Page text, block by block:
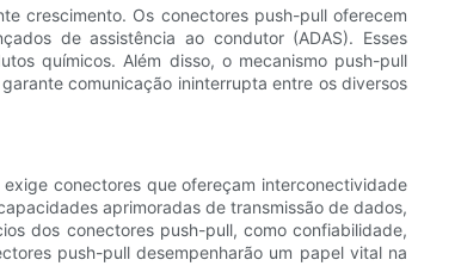
crescimento. Os conectores push-pull oferecem
de assistência ao condutor (ADAS). Esses
químicos. Além disso, o mecanismo push-pull
comunicação ininterrupta entre os diversos
conectores que ofereçam interconectividade
aprimoradas de transmissão de dados,
dos conectores push-pull, como confiabilidade,
push-pull desempenharão um papel vital na